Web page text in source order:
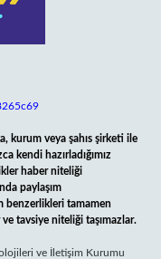
kurum veya şahıs şirketi ile
kendi hazırladığımız
haber niteliği
paylaşım
benzerlikleri tamamen
tavsiye niteliği taşımazlar.
ve İletişim Kurumu